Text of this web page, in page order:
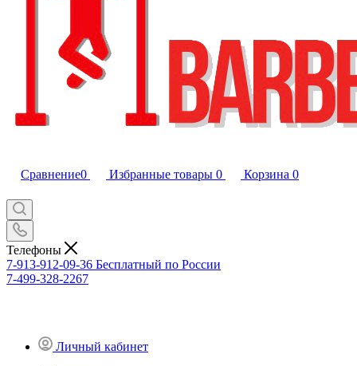
Сравнение0 Избранные товары 0 Корзина 0
Телефоны
7-913-912-09-36 Бесплатный по России
7-499-328-2267
Личный кабинет